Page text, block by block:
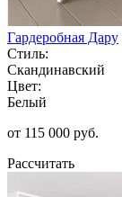
Гардеробная Дару
Стиль:
Скандинавский
Цвет:
Белый
от 115 000 руб.
Рассчитать